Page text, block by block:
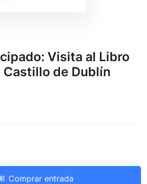
Visita al Libro
Castillo de Dublín
Comprar entrada